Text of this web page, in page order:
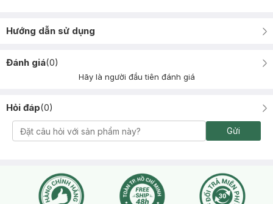
Hướng dẫn sử dụng
Đánh giá(0)
Hãy là người đầu tiên đánh giá
Hỏi đáp(0)
Gửi